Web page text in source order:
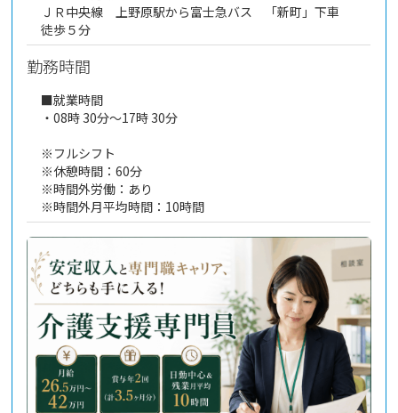
ＪＲ中央線 上野原駅から富士急バス 「新町」下車
徒歩５分
勤務時間
■就業時間
・08時 30分～17時 30分
※フルシフト
※休憩時間：60分
※時間外労働：あり
※時間外月平均時間：10時間